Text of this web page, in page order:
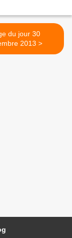
du jour 30
septembre 2013 >